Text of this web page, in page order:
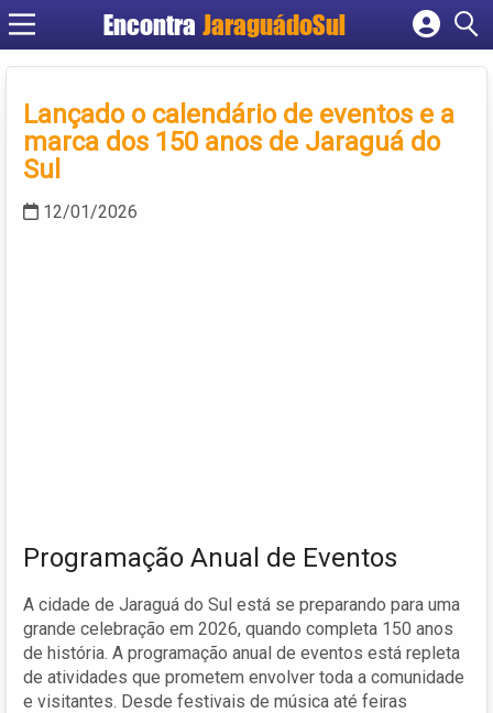
Encontra JaraguádoSul
Cadastrar empresa
Criar conta
Lançado o calendário de eventos e a
marca dos 150 anos de Jaraguá do
Sul
12/01/2026
Programação Anual de Eventos
A cidade de Jaraguá do Sul está se preparando para uma
grande celebração em 2026, quando completa 150 anos
de história. A programação anual de eventos está repleta
de atividades que prometem envolver toda a comunidade
e visitantes. Desde festivais de música até feiras